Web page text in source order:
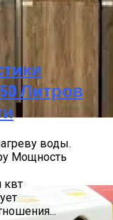
Для Тех, Кто
Монтаж
Литров
воды.
Мощность
квт